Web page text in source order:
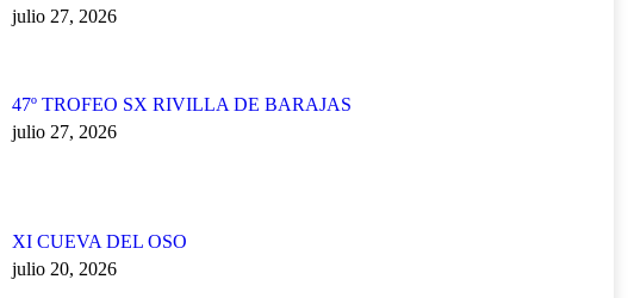
julio 27, 2026
47º TROFEO SX RIVILLA DE BARAJAS
julio 27, 2026
XI CUEVA DEL OSO
julio 20, 2026